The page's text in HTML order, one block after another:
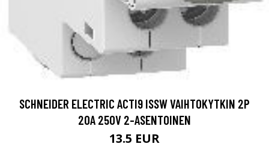
SCHNEIDER ELECTRIC ACTI9 ISSW VAIHTOKYTKIN 2P
20A 250V 2-ASENTOINEN
13.5 EUR